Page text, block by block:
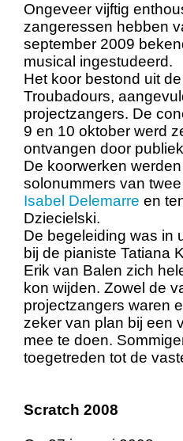
Ongeveer vijftig
zangeressen hebben
september 2009
musical ingestudeerd.
Het koor bestond uit
Troubadours,
projectzangers. De
9 en 10 oktober werd
ontvangen door
De koorwerken
solonummers van
Isabel Delemarre en
Dziecielski.
De begeleiding was in
bij de pianiste Tatiana
Erik van Balen zich
kon wijden. Zowel de
projectzangers waren
zeker van plan bij een
mee te doen.
toegetreden tot de
Scratch 2008